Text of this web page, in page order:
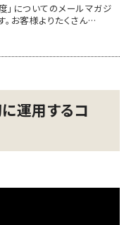
」についてのメールマガジ
。お客様よりたくさん…
運用するコ